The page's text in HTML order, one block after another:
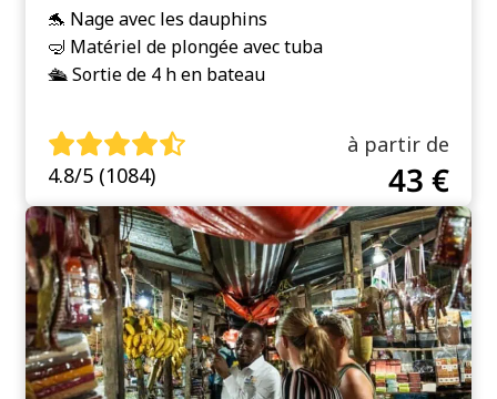
🐬 Nage avec les dauphins
🤿 Matériel de plongée avec tuba
🛳️ Sortie de 4 h en bateau
4.8/5 (1084)
à partir de
43 €